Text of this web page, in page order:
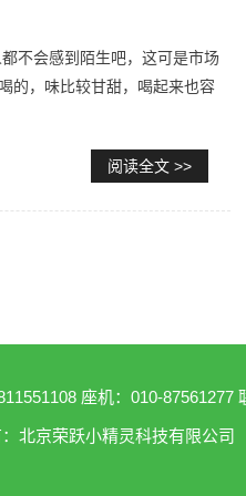
不会感到陌生吧，这可是市场
的，味比较甘甜，喝起来也容
阅读全文 >>
座机：010-87561277
北京荣跃小精灵科技有限公司